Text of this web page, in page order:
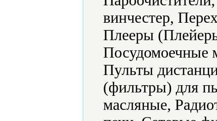
винчестер,
Плееры
Посудомоечные
Пульты
(фильтры) для
масляные,